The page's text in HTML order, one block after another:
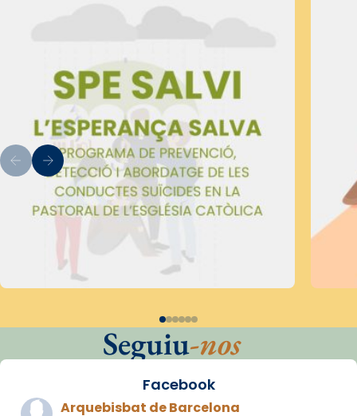
Seguiu-nos
Facebook
Arquebisbat de Barcelona